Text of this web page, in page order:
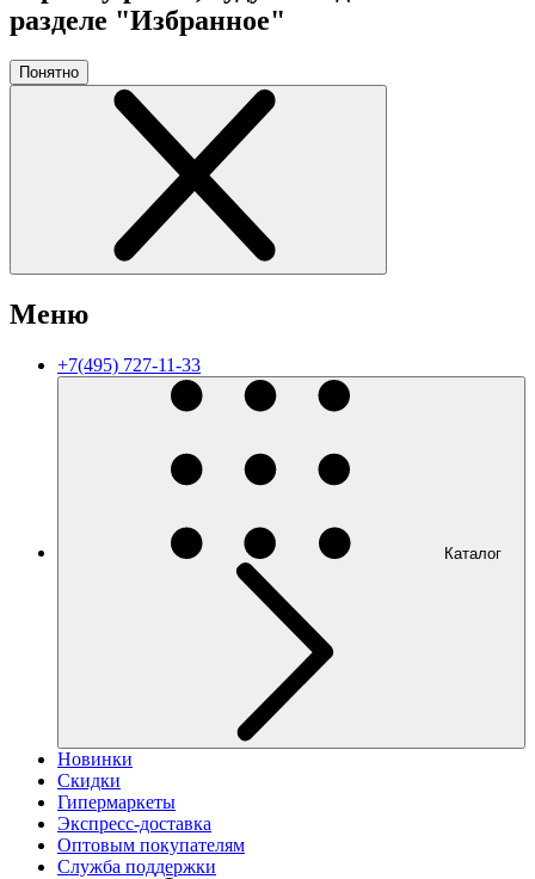
разделе "Избранное"
Понятно
Меню
+7(495) 727-11-33
Каталог
Новинки
Скидки
Гипермаркеты
Экспресс-доставка
Оптовым покупателям
Служба поддержки